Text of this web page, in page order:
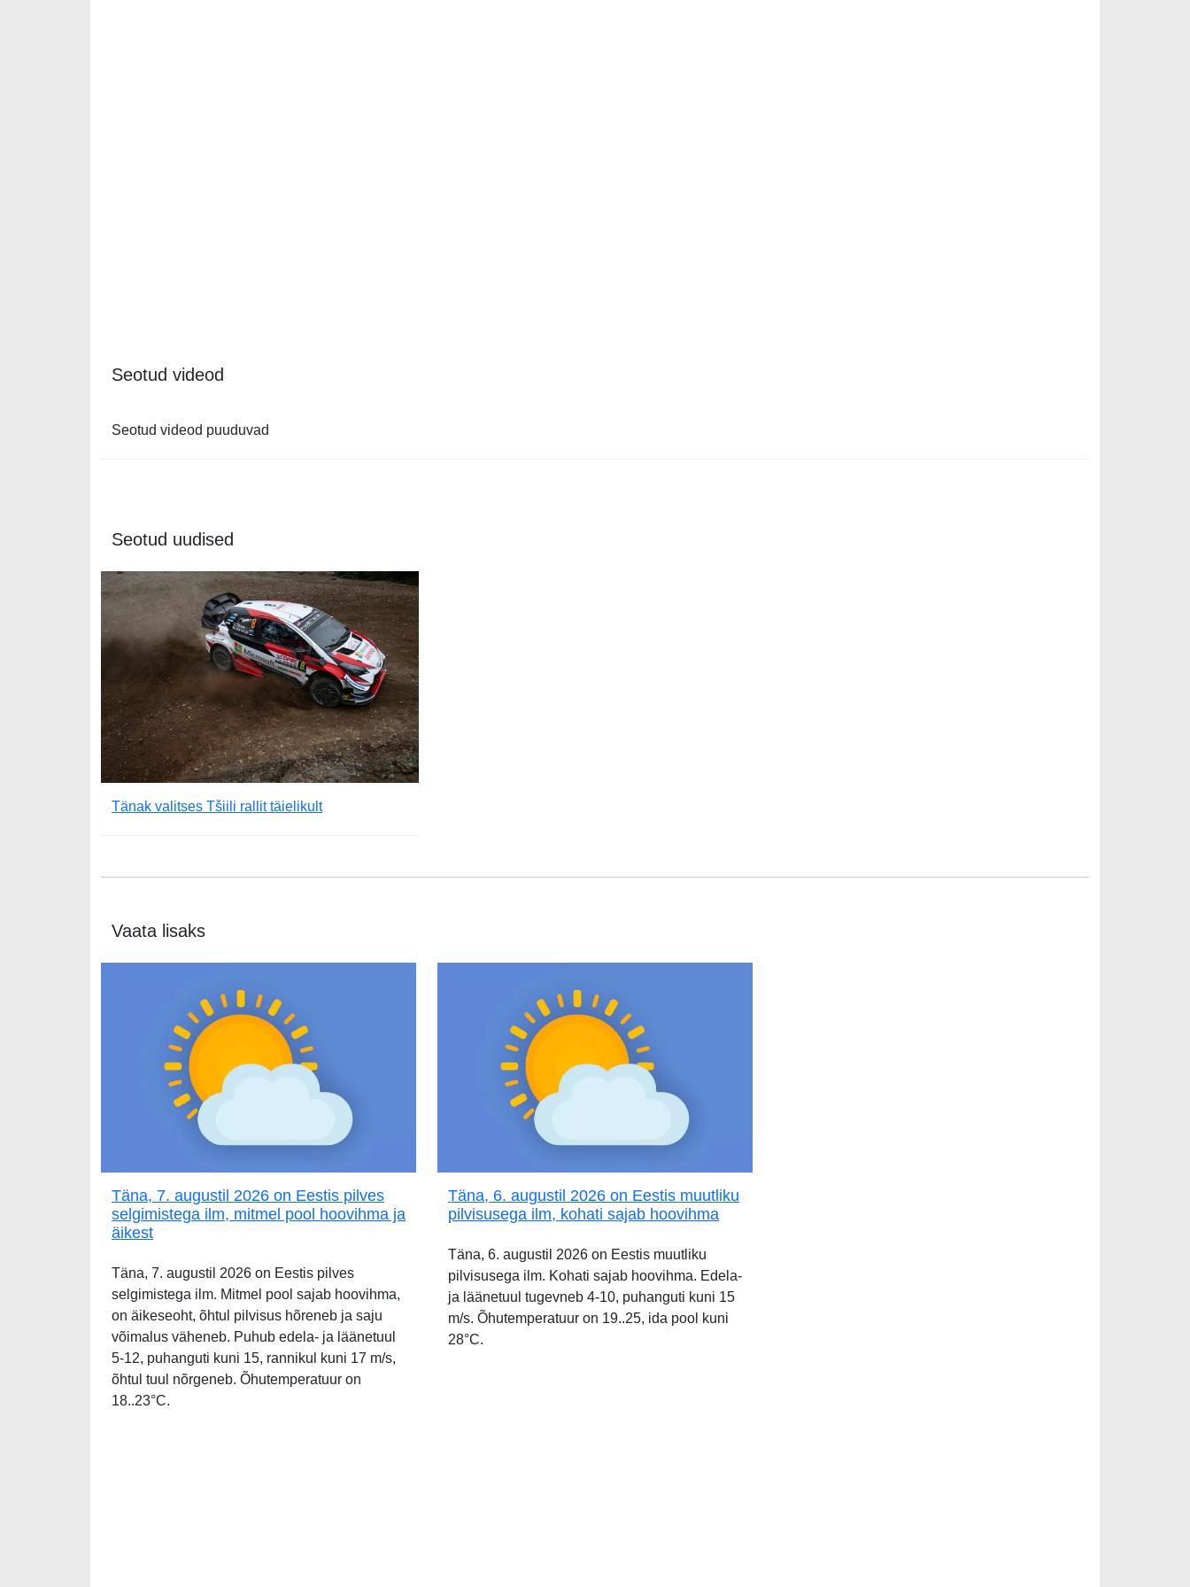
Seotud videod
Seotud videod puuduvad
Seotud uudised
Tänak valitses Tšiili rallit täielikult
Vaata lisaks
Täna, 7. augustil 2026 on Eestis pilves
selgimistega ilm, mitmel pool hoovihma ja
äikest
Täna, 7. augustil 2026 on Eestis pilves
selgimistega ilm. Mitmel pool sajab hoovihma,
on äikeseoht, õhtul pilvisus hõreneb ja saju
võimalus väheneb. Puhub edela- ja läänetuul
5-12, puhanguti kuni 15, rannikul kuni 17 m/s,
õhtul tuul nõrgeneb. Õhutemperatuur on
18..23°C.
Täna, 6. augustil 2026 on Eestis muutliku
pilvisusega ilm, kohati sajab hoovihma
Täna, 6. augustil 2026 on Eestis muutliku
pilvisusega ilm. Kohati sajab hoovihma. Edela-
ja läänetuul tugevneb 4-10, puhanguti kuni 15
m/s. Õhutemperatuur on 19..25, ida pool kuni
28°C.